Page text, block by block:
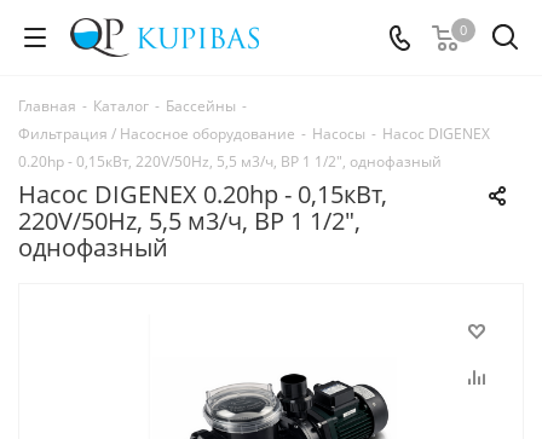
0
Главная - Каталог - Бассейны -
Фильтрация / Насосное оборудование - Насосы - Насос DIGENEX
0.20hp - 0,15кВт, 220V/50Hz, 5,5 м3/ч, ВР 1 1/2", однофазный
Насос DIGENEX 0.20hp - 0,15кВт,
220V/50Hz, 5,5 м3/ч, ВР 1 1/2",
однофазный